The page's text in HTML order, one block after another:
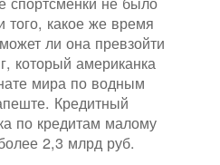
какое же время
ли она превзойти
который американка
мира по водным
Кредитный
по кредитам малому
2,3 млрд руб.